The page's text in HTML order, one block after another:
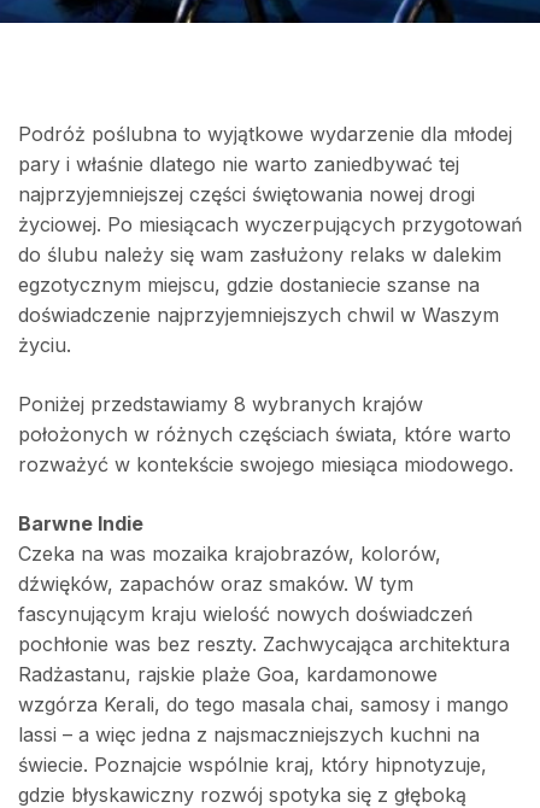
Podróż poślubna to wyjątkowe wydarzenie dla młodej
pary i właśnie dlatego nie warto zaniedbywać tej
najprzyjemniejszej części świętowania nowej drogi
życiowej. Po miesiącach wyczerpujących przygotowań
do ślubu należy się wam zasłużony relaks w dalekim
egzotycznym miejscu, gdzie dostaniecie szanse na
doświadczenie najprzyjemniejszych chwil w Waszym
życiu.
Poniżej przedstawiamy 8 wybranych krajów
położonych w różnych częściach świata, które warto
rozważyć w kontekście swojego miesiąca miodowego.
Barwne Indie
Czeka na was mozaika krajobrazów, kolorów,
dźwięków, zapachów oraz smaków. W tym
fascynującym kraju wielość nowych doświadczeń
pochłonie was bez reszty. Zachwycająca architektura
Radżastanu, rajskie plaże Goa, kardamonowe
wzgórza Kerali, do tego masala chai, samosy i mango
lassi – a więc jedna z najsmaczniejszych kuchni na
świecie. Poznajcie wspólnie kraj, który hipnotyzuje,
gdzie błyskawiczny rozwój spotyka się z głęboką